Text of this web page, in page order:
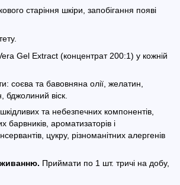
старіння шкіри, запобігання появі
Gel Extract (концентрат 200:1) у кожній
соєва та бавовняна олії, желатин,
бджолиний віск.
та небезпечних компонентів,
барвників, ароматизаторів і
цукру, різноманітних алергенів
Приймати по 1 шт. тричі на добу,